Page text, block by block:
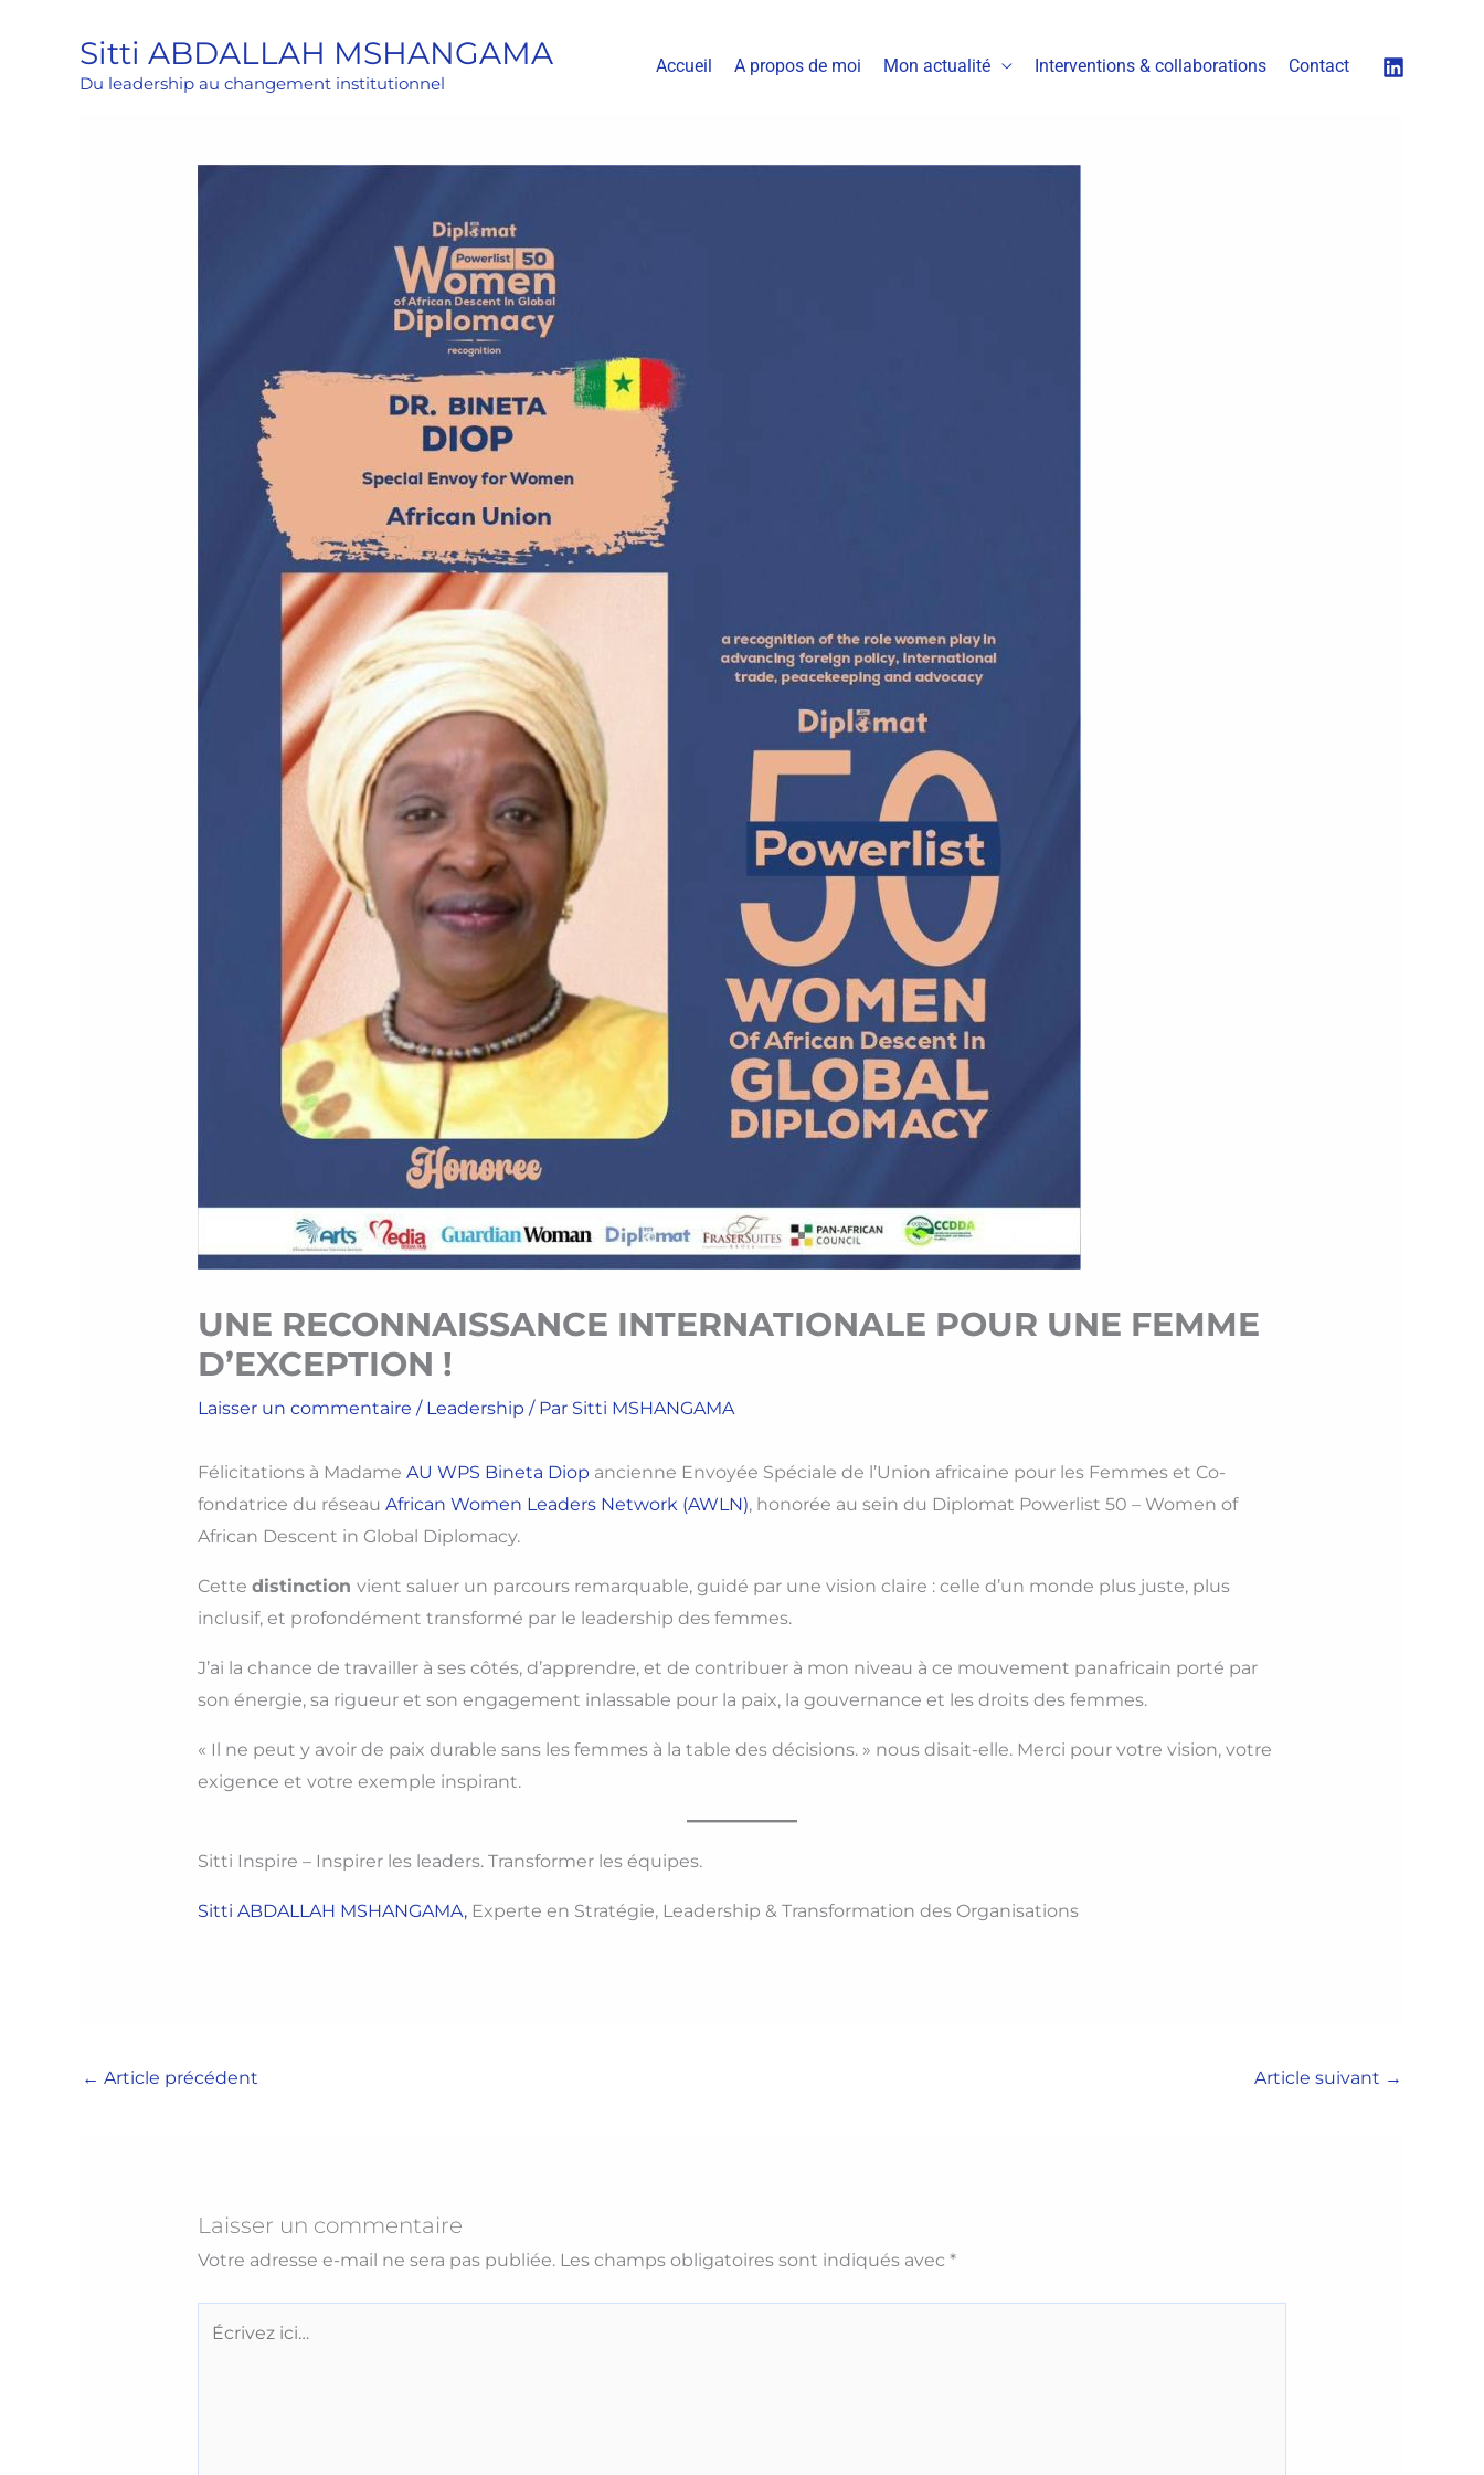
Sitti ABDALLAH MSHANGAMA
Du leadership au changement institutionnel
Accueil A propos de moi Mon actualité Interventions & collaborations Contact
UNE RECONNAISSANCE INTERNATIONALE POUR UNE FEMME
D’EXCEPTION !
Laisser un commentaire / Leadership / Par Sitti MSHANGAMA
Félicitations à Madame AU WPS Bineta Diop ancienne Envoyée Spéciale de l’Union africaine pour les Femmes et Co-
fondatrice du réseau African Women Leaders Network (AWLN), honorée au sein du Diplomat Powerlist 50 – Women of
African Descent in Global Diplomacy.
Cette distinction vient saluer un parcours remarquable, guidé par une vision claire : celle d’un monde plus juste, plus
inclusif, et profondément transformé par le leadership des femmes.
J’ai la chance de travailler à ses côtés, d’apprendre, et de contribuer à mon niveau à ce mouvement panafricain porté par
son énergie, sa rigueur et son engagement inlassable pour la paix, la gouvernance et les droits des femmes.
« Il ne peut y avoir de paix durable sans les femmes à la table des décisions. » nous disait-elle. Merci pour votre vision, votre
exigence et votre exemple inspirant.
Sitti Inspire – Inspirer les leaders. Transformer les équipes.
Sitti ABDALLAH MSHANGAMA,Experte en Stratégie, Leadership & Transformation des Organisations
← Article précédent Article suivant →
Laisser un commentaire
Votre adresse e-mail ne sera pas publiée. Les champs obligatoires sont indiqués avec *